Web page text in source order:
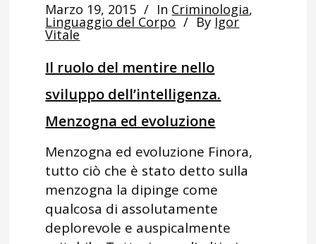
Marzo 19, 2015 In Criminologia,
Linguaggio del Corpo By Igor
Vitale
Il ruolo del mentire nello
sviluppo dell’intelligenza.
Menzogna ed evoluzione
Menzogna ed evoluzione Finora,
tutto ciò che è stato detto sulla
menzogna la dipinge come
qualcosa di assolutamente
deplorevole e auspicalmente